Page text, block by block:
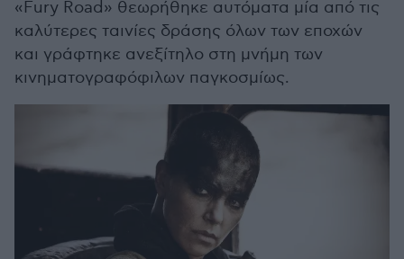
«Fury Road» θεωρήθηκε αυτόματα μία από τις
καλύτερες ταινίες δράσης όλων των εποχών
και γράφτηκε ανεξίτηλο στη μνήμη των
κινηματογραφόφιλων παγκοσμίως.